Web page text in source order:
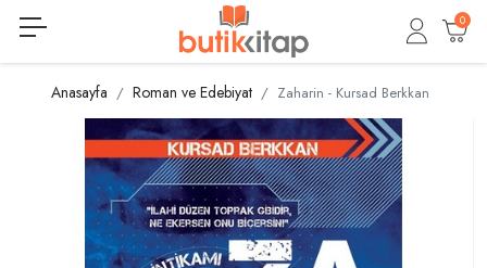
0
Anasayfa Roman ve Edebiyat Zaharin - Kursad Berkkan